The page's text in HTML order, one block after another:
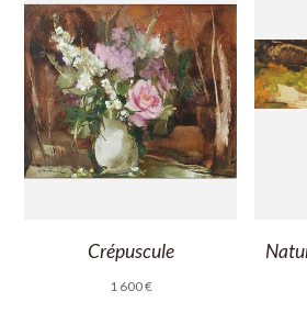
Crépuscule
1 600€